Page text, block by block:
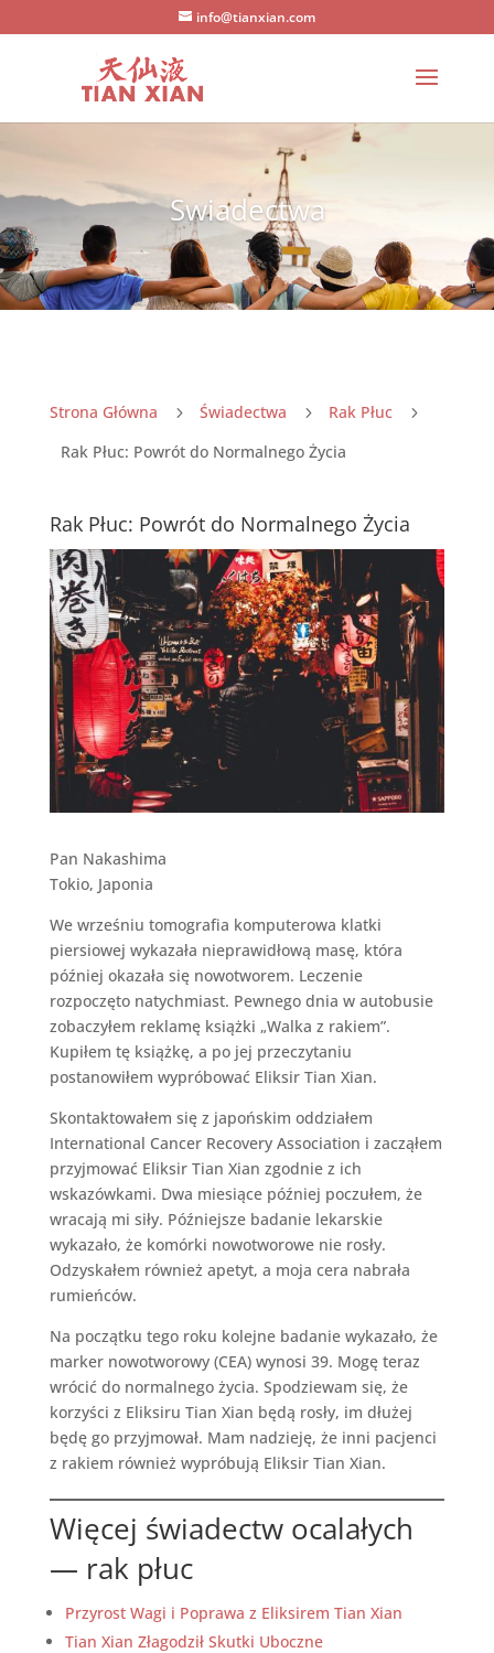
info@tianxian.com
Swiadectwa
Strona Główna 5 Świadectwa 5 Rak Płuc 5
Rak Płuc: Powrót do Normalnego Życia
Rak Płuc: Powrót do Normalnego Życia
Pan Nakashima
Tokio, Japonia
We wrześniu tomografia komputerowa klatki
piersiowej wykazała nieprawidłową masę, która
później okazała się nowotworem. Leczenie
rozpoczęto natychmiast. Pewnego dnia w autobusie
zobaczyłem reklamę książki „Walka z rakiem”.
Kupiłem tę książkę, a po jej przeczytaniu
postanowiłem wypróbować Eliksir Tian Xian.
Skontaktowałem się z japońskim oddziałem
International Cancer Recovery Association i zacząłem
przyjmować Eliksir Tian Xian zgodnie z ich
wskazówkami. Dwa miesiące później poczułem, że
wracają mi siły. Późniejsze badanie lekarskie
wykazało, że komórki nowotworowe nie rosły.
Odzyskałem również apetyt, a moja cera nabrała
rumieńców.
Na początku tego roku kolejne badanie wykazało, że
marker nowotworowy (CEA) wynosi 39. Mogę teraz
wrócić do normalnego życia. Spodziewam się, że
korzyści z Eliksiru Tian Xian będą rosły, im dłużej
będę go przyjmował. Mam nadzieję, że inni pacjenci
z rakiem również wypróbują Eliksir Tian Xian.
Więcej świadectw ocalałych
— rak płuc
Przyrost Wagi i Poprawa z Eliksirem Tian Xian
Tian Xian Złagodził Skutki Uboczne